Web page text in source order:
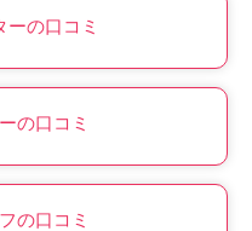
の口コミ
の口コミ
の口コミ